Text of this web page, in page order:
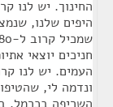
היפים שלנו,
חניכים יוצאי
ונדמה לי,